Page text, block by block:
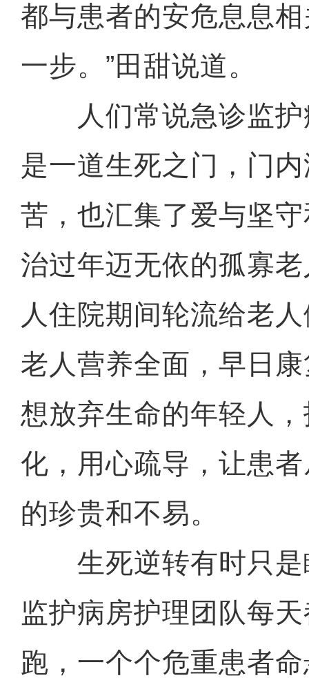
都与患者的安危息息
一步。”田甜说道。
人们常说急诊监护
是一道生死之门，门
苦，也汇集了爱与坚
治过年迈无依的孤寡
人住院期间轮流给老
老人营养全面，早日
想放弃生命的年轻人
化，用心疏导，让患
的珍贵和不易。
生死逆转有时只是
监护病房护理团队每
跑，一个个危重患者